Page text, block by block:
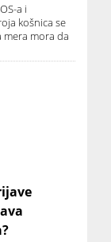
a i
košnica se
mera mora da